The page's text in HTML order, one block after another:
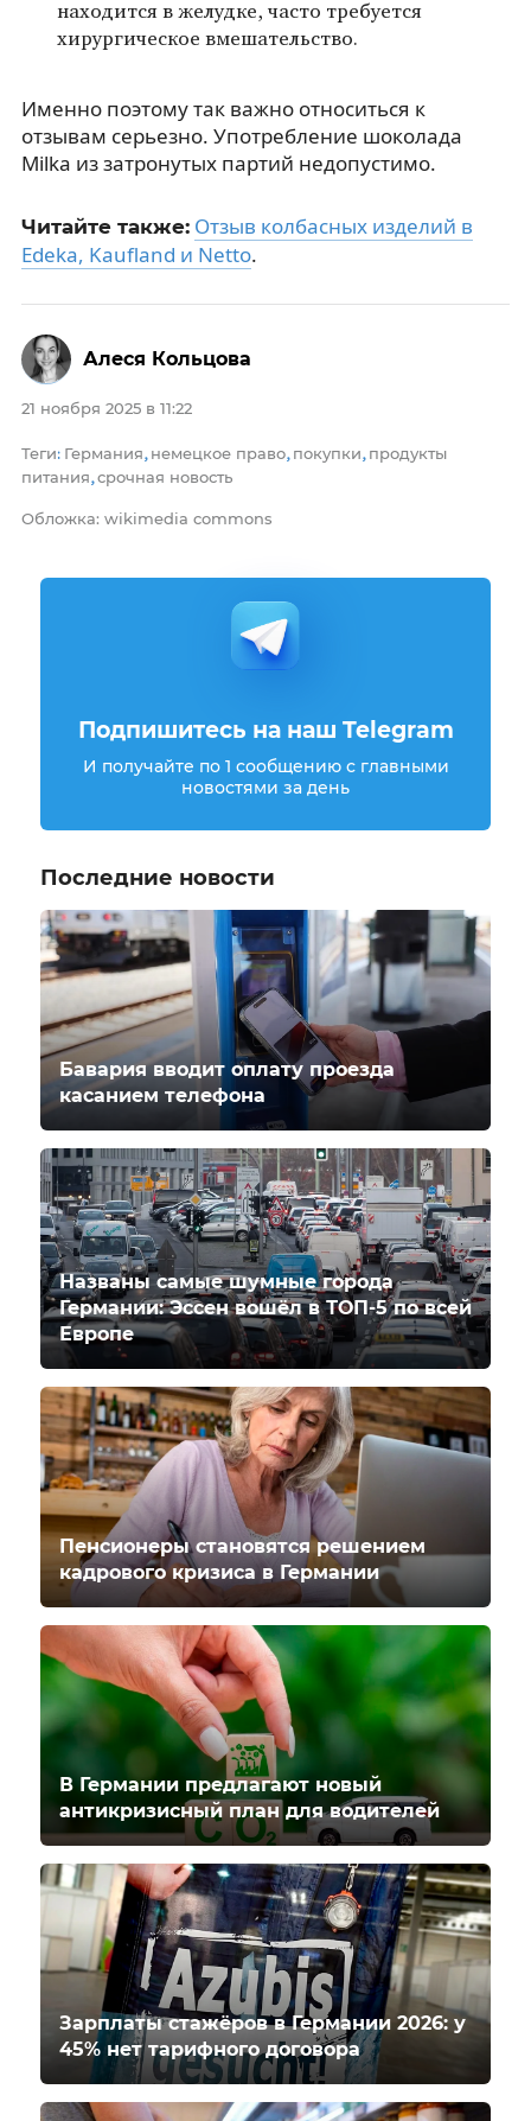
находится в желудке, часто требуется
хирургическое вмешательство.
Именно поэтому так важно относиться к
отзывам серьезно. Употребление шоколада
Milka из затронутых партий недопустимо.
Читайте также: Отзыв колбасных изделий в
Edeka, Kaufland и Netto.
21 ноября 2025 в 11:22
Теги: Германия, немецкое право, покупки, продукты
питания,срочная новость
Обложка: wikimedia commons
Алеся Кольцова
Подпишитесь на наш Telegram
И получайте по 1 сообщению с главными
новостями за день
Последние новости
Бавария вводит оплату проезда
касанием телефона
Названы самые шумные города
Германии: Эссен вошёл в ТОП-5 по всей
Европе
Пенсионеры становятся решением
кадрового кризиса в Германии
В Германии предлагают новый
антикризисный план для водителей
Зарплаты стажёров в Германии 2026: у
45% нет тарифного договора